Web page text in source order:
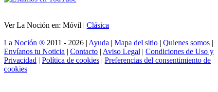
Ver La Noción en: Móvil | Clásica
La Noción ® 2011 - 2026 | Ayuda | Mapa del sitio | Quienes somos |
Envíanos tu Noticia | Contacto | Aviso Legal | Condiciones de Uso y
Privacidad | Política de cookies | Preferencias del consentimiento de
cookies